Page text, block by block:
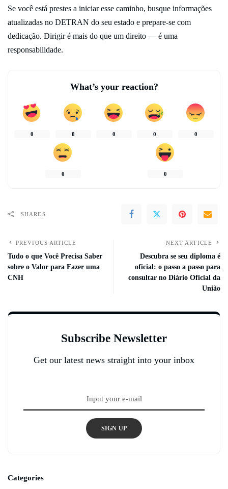
Se você está prestes a iniciar esse caminho, busque informações
atualizadas no DETRAN do seu estado e prepare-se com
dedicação. Dirigir é mais do que um direito — é uma
responsabilidade.
What’s your reaction?
0 0 0 0 0
0 0
SHARES
PREVIOUS ARTICLE
Tudo o que Você Precisa Saber
sobre o Valor para Fazer uma
CNH
NEXT ARTICLE
Descubra se seu diploma é
oficial: o passo a passo para
consultar no Diário Oficial da
União
Subscribe Newsletter
Get our latest news straight into your inbox
SIGN UP
Categories